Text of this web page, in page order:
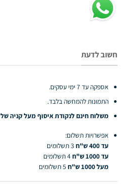
חשוב לדעת
אספקה עד 7 ימי עסקים.
התמונות להמחשה בלבד.
משלוח חינם לנקודת איסוף מעל קניה של 100 ש"ח.
אפשרויות תשלום:
עד 400 ש"ח
3 תשלומים
עד 1000 ש"ח
4 תשלומים
מעל 1000 ש"ח
5 תשלומים